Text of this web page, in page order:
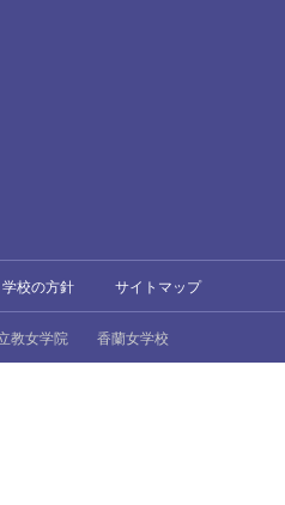
校の方針 サイトマップ
教女学院 香蘭女学校